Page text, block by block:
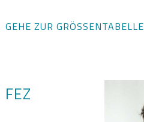
GEHE ZUR GRÖSSENTABELLE
FEZ